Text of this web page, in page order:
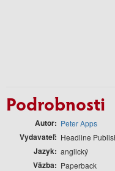
Podrobnosti
Autor Peter Apps
Vydavateľ Headline
Jazyk anglický
Väzba Paperback